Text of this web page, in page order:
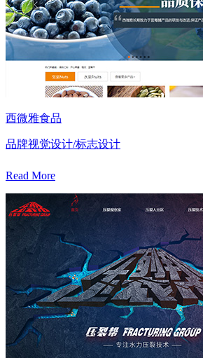
西微雅食品
品牌视觉设计/标志设计
Read More